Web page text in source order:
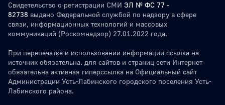
Свидетельство о регистрации СМИ ЭЛ № ФС 77 -
82738 выдано Федеральной службой по надзору в сфере
связи, информационных технологий и массовых
коммуникаций (Роскомнадзор) 27.01.2022 года.
При перепечатке и использовании информации ссылка на
источник обязательна. для сайтов и страниц сети Интернет
обязательна активная гиперссылка на Официальный сайт
Администрации Усть-Лабинского городского поселения Усть-
Лабинского района.